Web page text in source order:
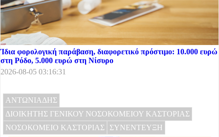
Ίδια φορολογική παράβαση, διαφορετικό πρόστιμο: 10.000 ευρώ
στη Ρόδο, 5.000 ευρώ στη Νίσυρο
2026-08-05 03:16:31
ΑΝΤΩΝΙΑΔΗΣ
ΔΙΟΙΚΗΤΗΣ ΓΕΝΙΚΟΥ ΝΟΣΟΚΟΜΕΙΟΥ ΚΑΣΤΟΡΙΑΣ
ΝΟΣΟΚΟΜΕΙΟ ΚΑΣΤΟΡΙΑΣ
ΣΥΝΕΝΤΕΥΞΗ